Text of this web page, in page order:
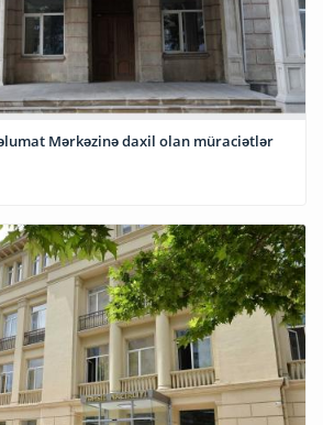
Mərkəzinə daxil olan müraciətlər